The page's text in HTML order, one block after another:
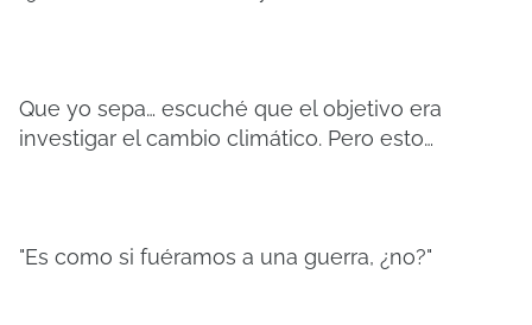
Que yo sepa… escuché que el objetivo era
investigar el cambio climático. Pero esto…
"Es como si fuéramos a una guerra, ¿no?"